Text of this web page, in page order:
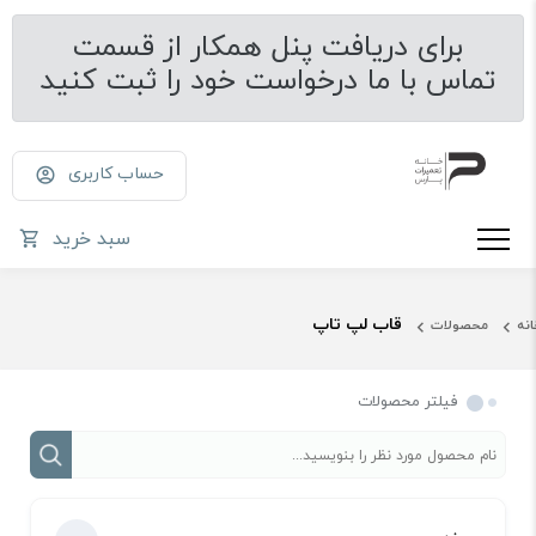
برای دریافت پنل همکار از قسمت
تماس با ما درخواست خود را ثبت کنید
حساب کاربری
سبد خرید
محصولات قاب لپ تاپ
فیلتر محصولات